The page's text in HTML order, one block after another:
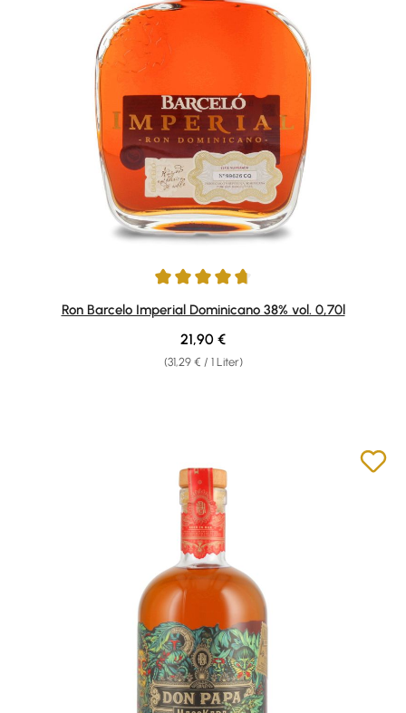
Durchschnittliche Bewertung von 4.85 von 5 Sternen
Ron Barcelo Imperial Dominicano 38% vol. 0,70l
(31,29 € / 1 Liter)
Regulärer Preis:
21,90 €